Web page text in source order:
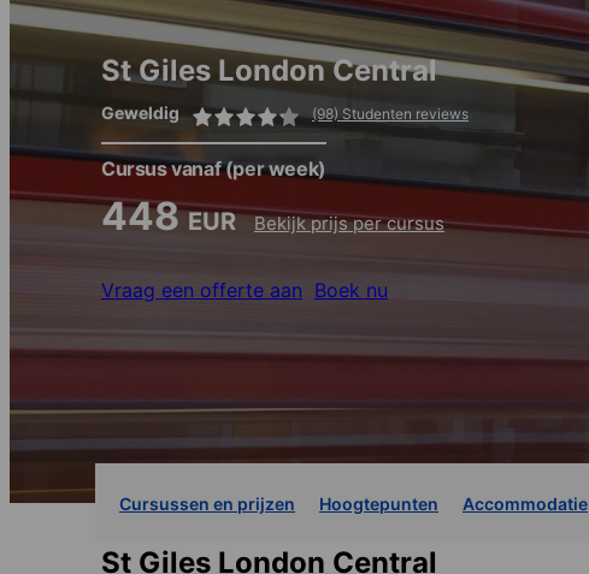
St Giles London Central
Geweldig (98) Studenten reviews
Cursus vanaf(per week)
448EUR Bekijk prijs per cursus
Vraag een offerte aan Boek nu
Cursussen en prijzen Hoogtepunten Accommodatie
St Giles London Central